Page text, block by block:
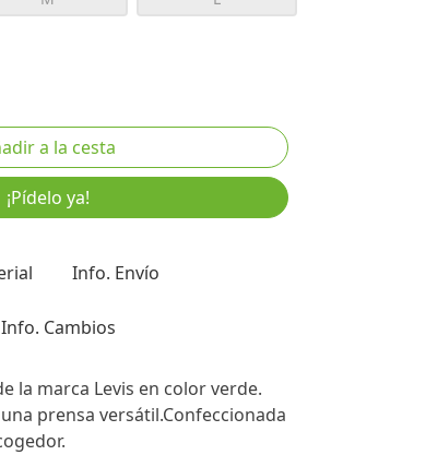
¡Pídelo ya!
Info. Envío
Info. Cambios
la marca Levis en color verde.
prensa versátil.Confeccionada